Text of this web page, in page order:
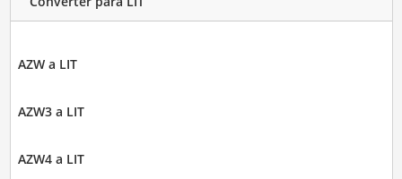
AZW a LIT
AZW3 a LIT
AZW4 a LIT